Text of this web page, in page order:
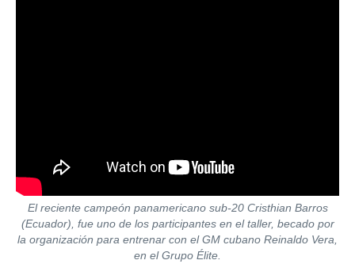
El reciente campeón panamericano sub-20 Cristhian Barros
(Ecuador), fue uno de los participantes en el taller, becado por
la organización para entrenar con el GM cubano Reinaldo Vera,
en el Grupo Élite.